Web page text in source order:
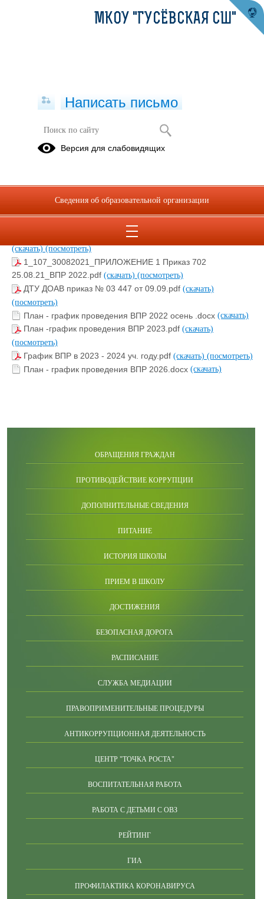
ВПР (всероссийская проверочная
работа)
(посмотреть)
График оценочных процедур МОУ СШ № 89 2021-2022.pdf
(скачать)(посмотреть)
1_107_30082021_ПРИЛОЖЕНИЕ 1 Приказ 702
25.08.21_ВПР 2022.pdf (скачать) (посмотреть)
ДТУ ДОАВ приказ № 03 447 от 09.09.pdf (скачать)
(посмотреть)
План - график проведения ВПР 2022 осень .docx (скачать)
План -график проведения ВПР 2023.pdf (скачать)
(посмотреть)
График ВПР в 2023 - 2024 уч. году.pdf (скачать) (посмотреть)
План - график проведения ВПР 2026.docx (скачать)
ОБРАЩЕНИЯ ГРАЖДАН
ПРОТИВОДЕЙСТВИЕ КОРРУПЦИИ
ДОПОЛНИТЕЛЬНЫЕ СВЕДЕНИЯ
ПИТАНИЕ
ИСТОРИЯ ШКОЛЫ
ПРИЕМ В ШКОЛУ
ДОСТИЖЕНИЯ
БЕЗОПАСНАЯ ДОРОГА
РАСПИСАНИЕ
СЛУЖБА МЕДИАЦИИ
ПРАВОПРИМЕНИТЕЛЬНЫЕ ПРОЦЕДУРЫ
АНТИКОРРУПЦИОННАЯ ДЕЯТЕЛЬНОСТЬ
ЦЕНТР "ТОЧКА РОСТА"
ВОСПИТАТЕЛЬНАЯ РАБОТА
РАБОТА С ДЕТЬМИ С ОВЗ
РЕЙТИНГ
ГИА
ПРОФИЛАКТИКА КОРОНАВИРУСА
МКОУ "ГУСЁВСКАЯ СШ"
Написать письмо
Версия для слабовидящих
Сведения об образовательной организации